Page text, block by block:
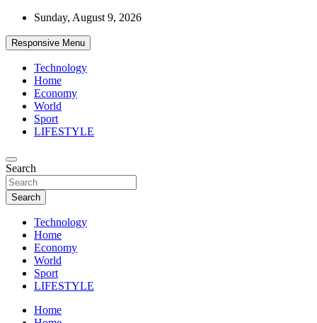
Skip
content
Sunday, August 9, 2026
Responsive Menu
Technology
Home
Economy
World
Sport
LIFESTYLE
d7-news.com
News
Search
Search
Technology
Home
Economy
World
Sport
LIFESTYLE
Home